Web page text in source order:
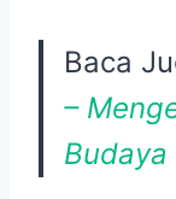
Baca
–
Budaya